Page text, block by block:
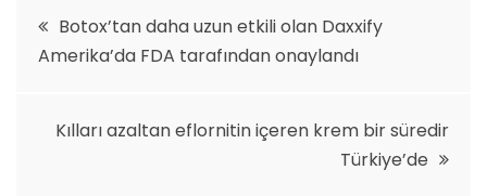
Yazı
gezinmesi
Botox’tan daha uzun etkili olan Daxxify
Amerika’da FDA tarafından onaylandı
Kılları azaltan eflornitin içeren krem bir süredir
Türkiye’de